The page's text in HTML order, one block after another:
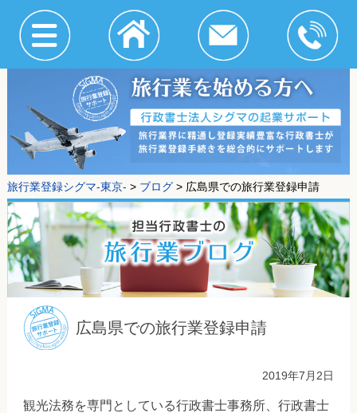
旅行業登録シグマ-東京- > ブログ> 広島県での旅行業登録申請
広島県での旅行業登録申請
2019年7月2日
観光法務を専門としている行政書士事務所、行政書士